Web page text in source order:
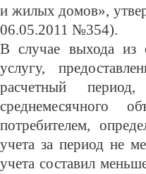
и жилых домов»,
06.05.2011 №354).
В случае выхода из
услугу,
расчетный
среднемесячного
потребителем,
учета за период не
учета составил